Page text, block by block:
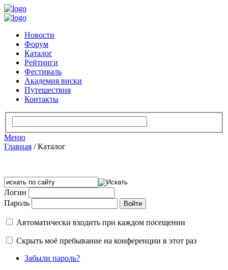
Новости
Форум
Каталог
Рейтинги
Фестиваль
Академия виски
Путешествия
Контакты
Меню
Главная /Каталог
Логин
Пароль
Автоматически входить при каждом посещении
Скрыть моё пребывание на конференции в этот раз
Забыли пароль?